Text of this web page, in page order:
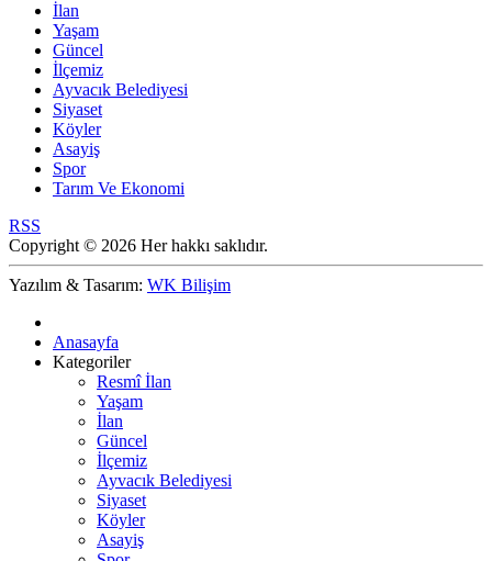
İlan
Yaşam
Güncel
İlçemiz
Ayvacık Belediyesi
Siyaset
Köyler
Asayiş
Spor
Tarım Ve Ekonomi
RSS
Copyright © 2026 Her hakkı saklıdır.
Yazılım & Tasarım: WK Bilişim
Anasayfa
Kategoriler
Resmî İlan
Yaşam
İlan
Güncel
İlçemiz
Ayvacık Belediyesi
Siyaset
Köyler
Asayiş